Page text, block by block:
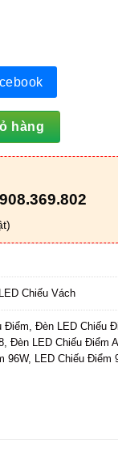
số lượng
hàng
Chiếu Vách
Điểm Đèn LED Chiếu
, Đèn LED Chiếu Điểm
96W,
LED Chiếu Điểm